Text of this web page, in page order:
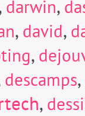
darwin,
, david,
,
descamps,
,